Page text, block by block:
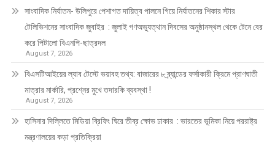
সাংবাদিক নির্যাতন- উলিপুরে পেশাগত দায়িত্ব পালনে গিয়ে নির্যাতনের শিকার স্টার
টেলিভিশনের সাংবাদিক জুবাইর : জুলাই গণঅভ্যুত্থান দিবসের অনুষ্ঠানস্থল থেকে টেনে বের
করে পিটালো বিএনপি-ছাত্রদল
August 7, 2026
বিএসটিআইয়ের ল্যাব টেস্টে ভয়াবহ তথ্য: বাজারের ৮ ব্র্যান্ডের ফর্সাকারী ক্রিমে প্রাণঘাতী
মাত্রার মার্কারি, প্রশ্নের মুখে তদারকি ব্যবস্থা !
August 7, 2026
হাসিনার দিল্লিতে মিডিয়া ব্রিফিং ঘিরে তীব্র ক্ষোভ ঢাকার : ভারতের ভূমিকা নিয়ে পররাষ্ট্র
মন্ত্রণালয়ের কড়া প্রতিক্রিয়া